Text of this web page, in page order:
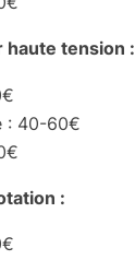
tension :
: 40-60€
: